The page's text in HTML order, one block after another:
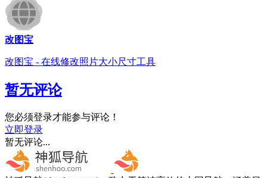
改图宝
改图宝 - 在线修改照片大小尺寸工具
暂无评论
您必须登录才能参与评论！
立即登录
暂无评论...